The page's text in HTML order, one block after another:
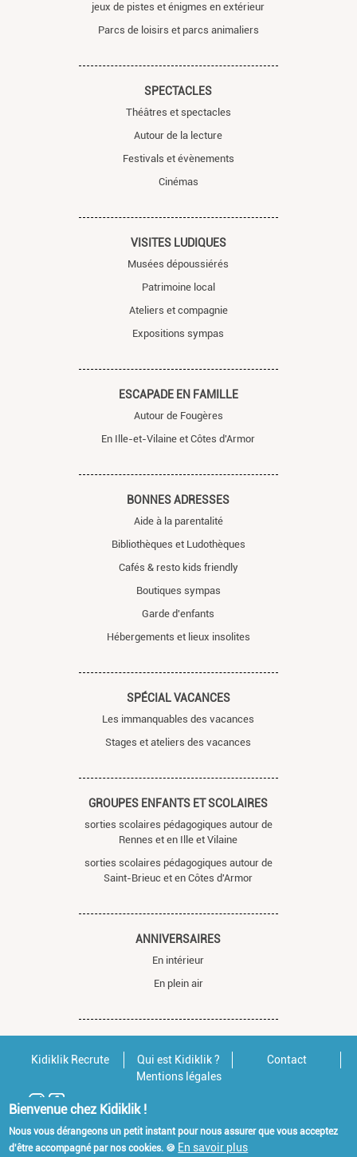
jeux de pistes et énigmes en extérieur
Parcs de loisirs et parcs animaliers
SPECTACLES
Théâtres et spectacles
Autour de la lecture
Festivals et évènements
Cinémas
VISITES LUDIQUES
Musées dépoussiérés
Patrimoine local
Ateliers et compagnie
Expositions sympas
ESCAPADE EN FAMILLE
Autour de Fougères
En Ille-et-Vilaine et Côtes d'Armor
BONNES ADRESSES
Aide à la parentalité
Bibliothèques et Ludothèques
Cafés & resto kids friendly
Boutiques sympas
Garde d'enfants
Hébergements et lieux insolites
SPÉCIAL VACANCES
Les immanquables des vacances
Stages et ateliers des vacances
GROUPES ENFANTS ET SCOLAIRES
sorties scolaires pédagogiques autour de
Rennes et en Ille et Vilaine
sorties scolaires pédagogiques autour de
Saint-Brieuc et en Côtes d'Armor
ANNIVERSAIRES
En intérieur
En plein air
Kidiklik Recrute Qui est Kidiklik ?
Contact
Mentions légales
Bienvenue chez Kidiklik !
Nous vous dérangeons un petit instant pour nous assurer que vous acceptez
d'être accompagné par nos cookies. 🍪 En savoir plus